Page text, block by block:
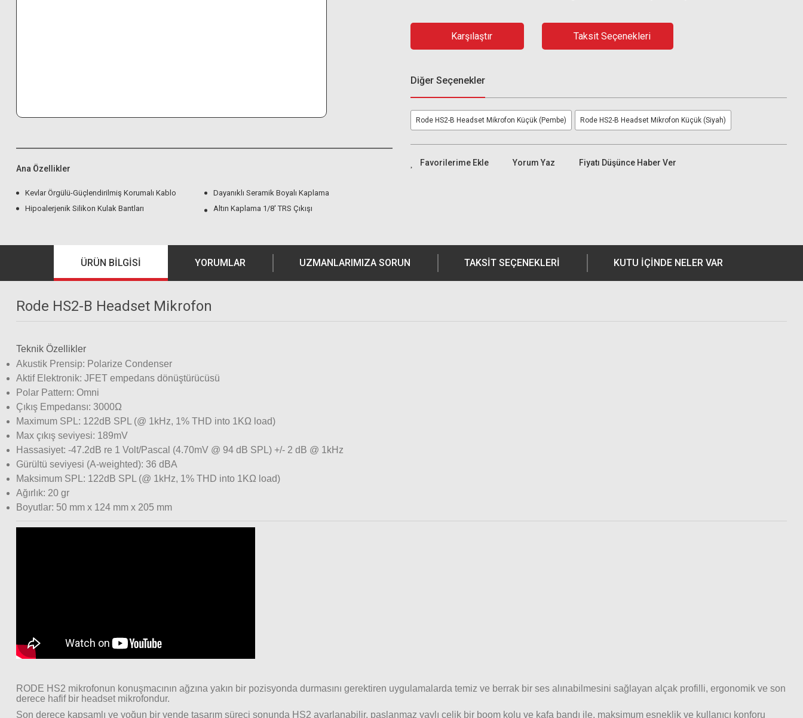
Ana Özellikler
Kevlar Örgülü-Güçlendirilmiş Korumalı Kablo
Dayanıklı Seramik Boyalı Kaplama
Hipoalerjenik Silikon Kulak Bantları
Altın Kaplama 1/8' TRS Çıkışı
Karşılaştır Taksit Seçenekleri
Diğer Seçenekler
Rode HS2-B Headset Mikrofon Küçük (Pembe) Rode HS2-B Headset Mikrofon Küçük (Siyah)
Yorum Yaz Fiyatı Düşünce Haber Ver
ÜRÜN BILGISI YORUMLAR UZMANLARIMIZA SORUN TAKSIT SEÇENEKLERI KUTU İÇİNDE NELER VAR
Rode HS2-B Headset Mikrofon
Teknik Özellikler
Akustik Prensip: Polarize Condenser
Aktif Elektronik: JFET empedans dönüştürücüsü
Polar Pattern: Omni
Çıkış Empedansı: 3000Ω
Maximum SPL: 122dB SPL (@ 1kHz, 1% THD into 1KΩ load)
Max çıkış seviyesi: 189mV
Hassasiyet: -47.2dB re 1 Volt/Pascal (4.70mV @ 94 dB SPL) +/- 2 dB @ 1kHz
Gürültü seviyesi (A-weighted): 36 dBA
Maksimum SPL: 122dB SPL (@ 1kHz, 1% THD into 1KΩ load)
Ağırlık: 20 gr
Boyutlar: 50 mm x 124 mm x 205 mm
RODE HS2 mikrofonun konuşmacının ağzına yakın bir pozisyonda durmasını gerektiren uygulamalarda temiz ve berrak bir ses alınabilmesini sağlayan alçak profilli, ergonomik ve son
derece hafif bir headset mikrofondur.
Son derece kapsamlı ve yoğun bir yende tasarım süreci sonunda HS2 ayarlanabilir, paslanmaz yaylı çelik bir boom kolu ve kafa bandı ile, maksimum esneklik ve kullanıcı konforu